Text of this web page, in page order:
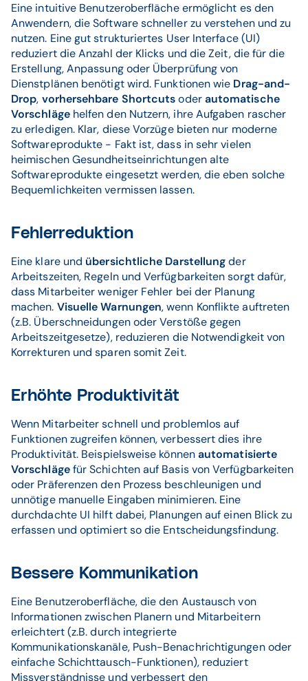
Eine intuitive Benutzeroberfläche ermöglicht es den
Anwendern, die Software schneller zu verstehen und zu
nutzen. Eine gut strukturiertes User Interface (UI)
reduziert die Anzahl der Klicks und die Zeit, die für die
Erstellung, Anpassung oder Überprüfung von
Dienstplänen benötigt wird. Funktionen wie Drag-and-
Drop, vorhersehbare Shortcutsoderautomatische
Vorschlägehelfen den Nutzern, ihre Aufgaben rascher
zu erledigen. Klar, diese Vorzüge bieten nur moderne
Softwareprodukte - Fakt ist, dass in sehr vielen
heimischen Gesundheitseinrichtungen alte
Softwareprodukte eingesetzt werden, die eben solche
Bequemlichkeiten vermissen lassen.
Fehlerreduktion
Eine klare und übersichtliche Darstellungder
Arbeitszeiten, Regeln und Verfügbarkeiten sorgt dafür,
dass Mitarbeiter weniger Fehler bei der Planung
machen. Visuelle Warnungen, wenn Konflikte auftreten
(z.B. Überschneidungen oder Verstöße gegen
Arbeitszeitgesetze), reduzieren die Notwendigkeit von
Korrekturen und sparen somit Zeit.
Erhöhte Produktivität
Wenn Mitarbeiter schnell und problemlos auf
Funktionen zugreifen können, verbessert dies ihre
Produktivität. Beispielsweise könnenautomatisierte
Vorschlägefür Schichten auf Basis von Verfügbarkeiten
oder Präferenzen den Prozess beschleunigen und
unnötige manuelle Eingaben minimieren. Eine
durchdachte UI hilft dabei, Planungen auf einen Blick zu
erfassen und optimiert so die Entscheidungsfindung.
Bessere Kommunikation
Eine Benutzeroberfläche, die den Austausch von
Informationen zwischen Planern und Mitarbeitern
erleichtert (z.B. durch integrierte
Kommunikationskanäle, Push-Benachrichtigungen oder
einfache Schichttausch-Funktionen), reduziert
Missverständnisse und verbessert den